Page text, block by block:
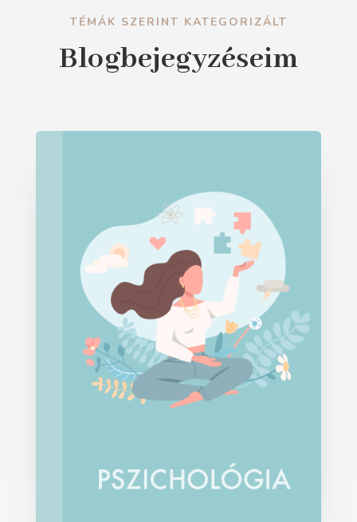
TÉMÁK SZERINT KATEGORIZÁLT
Blogbejegyzéseim